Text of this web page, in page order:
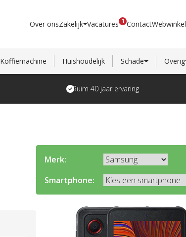
Over onsZakelijk Vacatures 1 ContactWebwinkel
Koffiemachine Huishoudelijk Schade Overig
Ruim 40 jaar ervaring
Merk:
Smartphone: